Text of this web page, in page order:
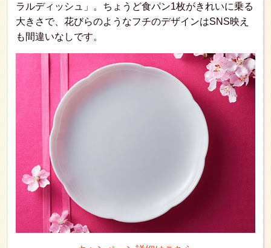
ラルディッシュ」。ちょうど食パン1枚がきれいに乗る
大きさで、花びらのようなフチのデザインはSNS映え
も間違いなしです。